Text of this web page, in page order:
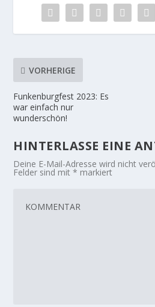
VORHERIGE
Funkenburgfest 2023: Es
war einfach nur
wunderschön!
HINTERLASSE EINE
Deine E-Mail-Adresse wird nicht
Felder sind mit* markiert